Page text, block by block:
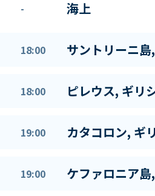
- 海上
18:00 サントリーニ
18:00 ピレウス, ギリ
19:00 カタコロン, ギ
19:00 ケファロニア